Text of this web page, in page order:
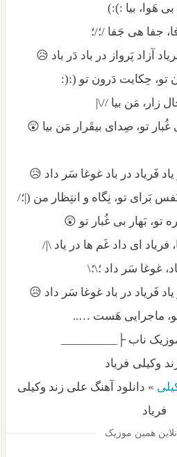
هَوا، بیا :):)
جفا هی جَفا /؛/؛
آزاد پَرواز در باد دَر باد 😥
حِکایت دَرون تو (:(:
زار، مَن بیا //\|
غُبار تو، صِدای بیقَرار مَن بیا 😲
فَریاد در باد غوغا سَر داد 😥
بَرای تو، نِگاه و انتِظار من (|؛/
تو، بَهار بی غُبار تو 😲
فریاد ای داد غَم ها در یاد \|/
غوغا سَر داد ؛\؛\
فَریاد در باد غوغا سَر داد 😥
تو، ماجرایی هَست …..
ناب ├_________
وکیلی فریاد
» دانلود آهنگ علی زند وکیلی
فریاد
همین موزیک